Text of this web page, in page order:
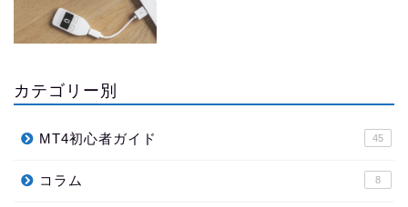
カテゴリー別
MT4初心者ガイド 45
コラム 8